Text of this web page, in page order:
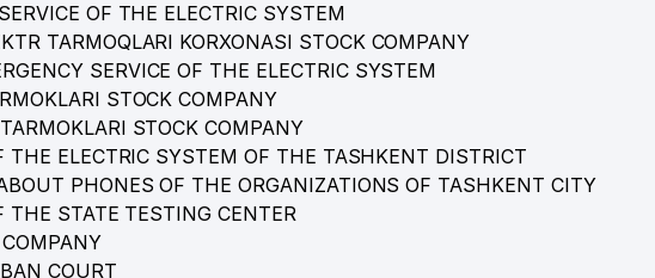
OF THE ELECTRIC SYSTEM
TARMOQLARI KORXONASI STOCK COMPANY
SERVICE OF THE ELECTRIC SYSTEM
STOCK COMPANY
STOCK COMPANY
THE ELECTRIC SYSTEM OF THE TASHKENT DISTRICT
PHONES OF THE ORGANIZATIONS OF TASHKENT CITY
THE STATE TESTING CENTER
COURT